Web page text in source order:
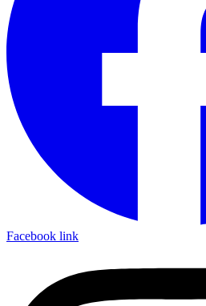
Facebook link